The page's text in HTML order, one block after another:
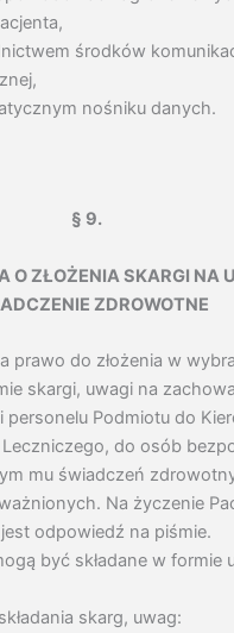
środków
nośniku danych.
§ 9.
O ZŁOŻENIA SKARGI NA
ZDROWOTNE
prawo do złożenia w
skargi, uwagi na
personelu Podmiotu do
do osób
mu świadczeń
Na życzenie
odpowiedź na piśmie.
być składane w formie
skarg, uwag: